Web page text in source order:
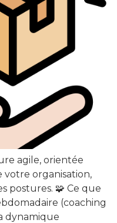
agile, orientée
votre organisation,
postures. 🧩 Ce que
(coaching
dynamique